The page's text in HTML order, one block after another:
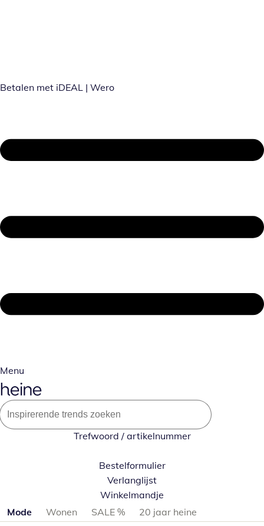
Betalen met iDEAL | Wero
Menu
Trefwoord / artikelnummer
Bestelformulier
Verlanglijst
Winkelmandje
Productcategorieën overslaan
Mode Wonen SALE %
20 jaar heine